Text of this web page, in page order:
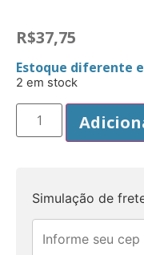
R$37,75
Estoque diferente
2 em stock
Simulação de